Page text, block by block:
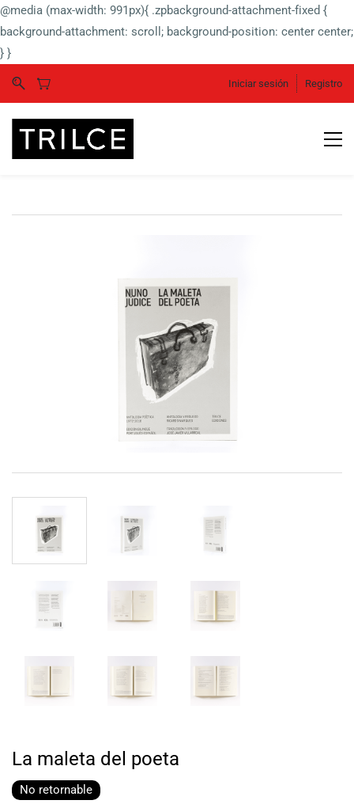
@media (max-width: 991px){ .zpbackground-attachment-fixed {
background-attachment: scroll; background-position: center center;
} }
Iniciar sesión Registro
La maleta del poeta
No retornable